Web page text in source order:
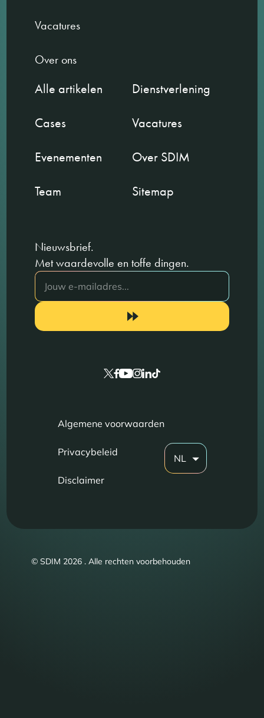
Vacatures
Over ons
Alle artikelen
Dienstverlening
Cases
Vacatures
Evenementen
Over SDIM
Team
Sitemap
Nieuwsbrief.
Met waardevolle en toffe dingen.
Algemene voorwaarden
Privacybeleid
Disclaimer
NL
© SDIM 2026 . Alle rechten voorbehouden